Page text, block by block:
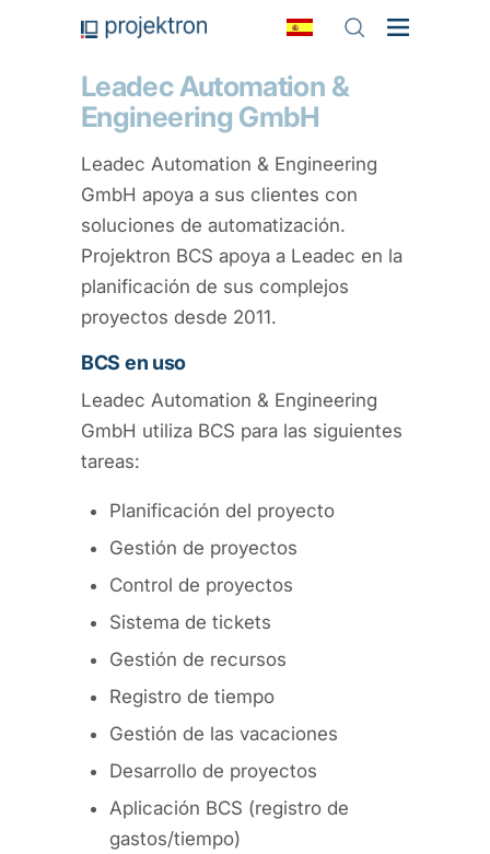
Leadec Automation &
Engineering GmbH
Leadec Automation & Engineering
GmbH apoya a sus clientes con
soluciones de automatización.
Projektron BCS apoya a Leadec en la
planificación de sus complejos
proyectos desde 2011.
BCS en uso
Leadec Automation & Engineering
GmbH utiliza BCS para las siguientes
tareas:
Planificación del proyecto
Gestión de proyectos
Control de proyectos
Sistema de tickets
Gestión de recursos
Registro de tiempo
Gestión de las vacaciones
Desarrollo de proyectos
Aplicación BCS (registro de
gastos/tiempo)